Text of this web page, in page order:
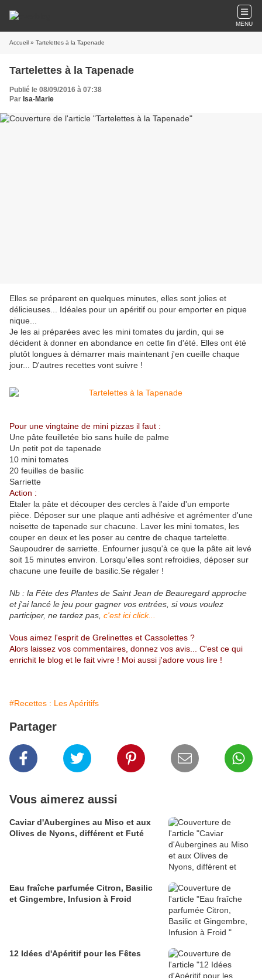
MENU
Accueil » Tartelettes à la Tapenade
Tartelettes à la Tapenade
Publié le 08/09/2016 à 07:38
Par Isa-Marie
Elles se préparent en quelques minutes, elles sont jolies et
délicieuses... Idéales pour un apéritif ou pour emporter en pique
nique...
Je les ai préparées avec les mini tomates du jardin, qui se
décident à donner en abondance en cette fin d'été. Elles ont été
plutôt longues à démarrer mais maintenant j'en cueille chaque
jour... D'autres recettes vont suivre !
Pour une vingtaine de mini pizzas il faut :
Une pâte feuilletée bio sans huile de palme
Un petit pot de tapenade
10 mini tomates
20 feuilles de basilic
Sarriette
Action :
Etaler la pâte et découper des cercles à l'aide d'un emporte
pièce. Déposer sur une plaque anti adhésive et agrémenter d'une
noisette de tapenade sur chacune. Laver les mini tomates, les
couper en deux et les poser au centre de chaque tartelette.
Saupoudrer de sarriette. Enfourner jusqu'à ce que la pâte ait levé
soit 15 minutes environ. Lorsqu'elles sont refroidies, déposer sur
chacune une feuille de basilic.Se régaler !
Nb : la Fête des Plantes de Saint Jean de Beauregard approche
et j'ai lancé le jeu pour gagner vos entrées, si vous voulez
participer, ne tardez pas, c'est ici click...
Vous aimez l'esprit de Grelinettes et Cassolettes ?
Alors laissez vos commentaires, donnez vos avis... C'est ce qui
enrichit le blog et le fait vivre ! Moi aussi j'adore vous lire !
#Recettes : Les Apéritifs
Partager
Vous aimerez aussi
Caviar d'Aubergines au Miso et aux
Olives de Nyons, différent et Futé
Eau fraîche parfumée Citron, Basilic
et Gingembre, Infusion à Froid
12 Idées d'Apéritif pour les Fêtes